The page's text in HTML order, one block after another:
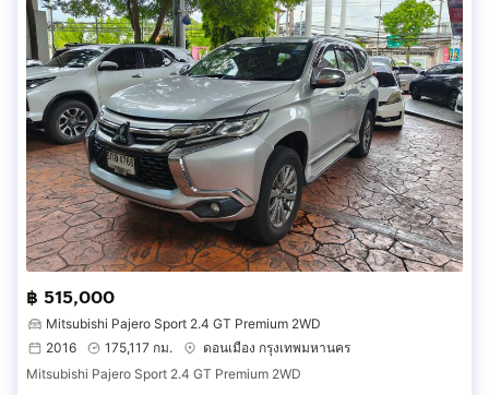
฿ 515,000
Mitsubishi Pajero Sport 2.4 GT Premium 2WD
2016
175,117 กม.
ดอนเมือง กรุงเทพมหานคร
Mitsubishi Pajero Sport 2.4 GT Premium 2WD